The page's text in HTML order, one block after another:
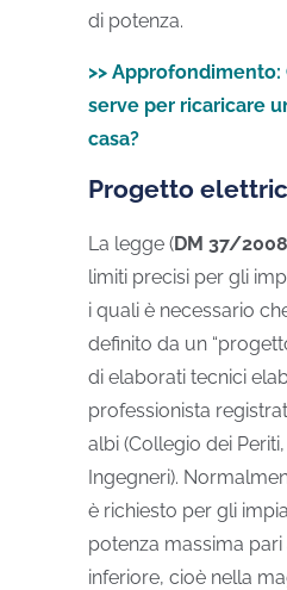
di potenza.
>>
serve per ricaricare
casa?
Progetto
La legge (DM 37/2008
limiti precisi per gli
i quali è necessario
definito da un
di elaborati tecnici
professionista
albi (Collegio dei
Ingegneri).
è richiesto per gli
potenza massima pari
inferiore, cioè nella